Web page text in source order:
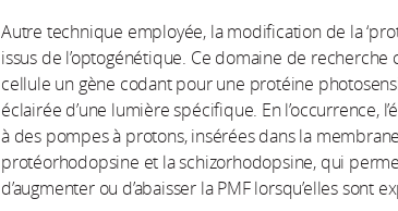
Autre technique employée, la modification de la
issus de l’optogénétique. Ce domaine de
cellule un gène codant pour une protéine
éclairée d’une lumière spécifique. En l’occurrence,
à des pompes à protons, insérées dans la
protéorhodopsine et la schizorhodopsine, qui
d’augmenter ou d’abaisser la PMF lorsqu’elles sont